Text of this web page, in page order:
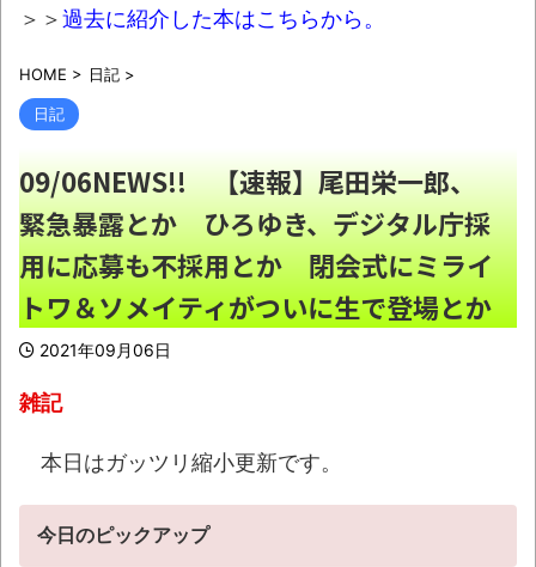
【悲報】高市のSP、いくらなんでも多すぎ
られたｗｗｗ
NEW!
女なんか肉付きが良いほうがいいのになん
でガリガリになるの？NEW!
朝倉未来とかいう日本最強の格闘家ｗｗｗ
ｗ NEW!
ヤバい！こんなコンビニ二度と行かない！」と
だよ」とツッコミ殺到ｗｗｗｗｗｗｗ
【悲報】民主党政権期、トヨタ本体すら営
業赤字になる「超円高」…中小企業の景況も厳
＞＞過去に紹介した本はこちらから。
HOME > 日記 >
日記
09/06NEWS!! 【速報】尾田栄一郎、
緊急暴露とか ひろゆき、デジタル庁採
用に応募も不採用とか 閉会式にミライ
トワ＆ソメイティがついに生で登場とか
2021年09月06日
雑記
本日はガッツリ縮小更新です。
今日のピックアップ